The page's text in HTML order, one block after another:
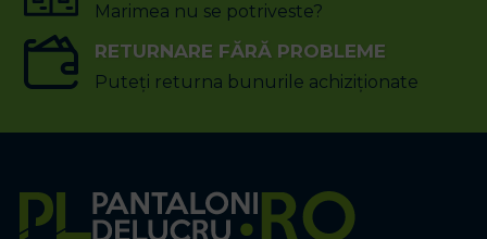
Marimea nu se potriveste?
RETURNARE FĂRĂ PROBLEME
Puteți returna bunurile achiziționate